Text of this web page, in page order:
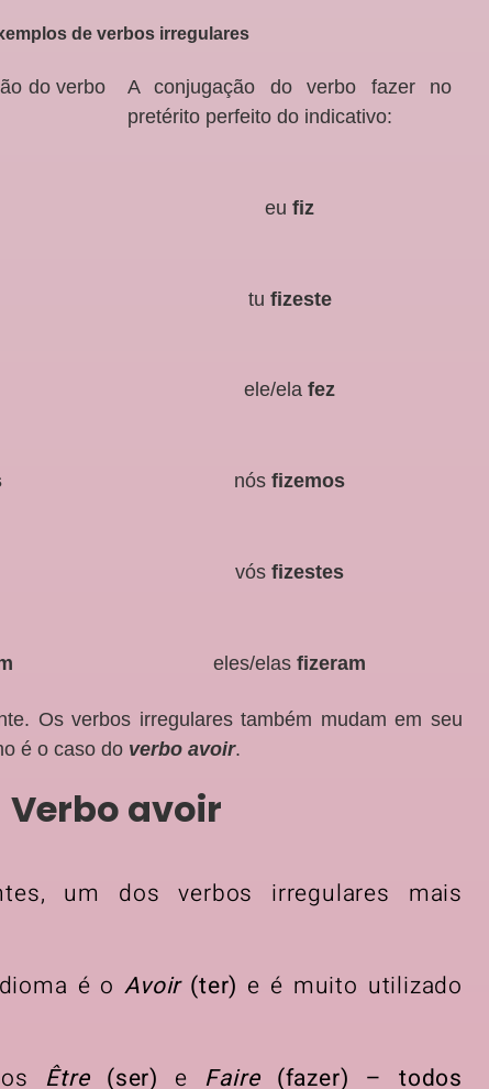
de verbos irregulares
do verbo
A conjugação do verbo fazer no
pretérito perfeito do indicativo:
eufiz
tu fizeste
ele/elafez
nós fizemos
vósfizestes
eles/elasfizeram
Os verbos irregulares também mudam em seu
é o caso do verbo avoir.
Verbo avoir
um dos verbos irregulares mais
é oAvoir(ter) e é muito utilizado
Être(ser) e Faire(fazer) – todos